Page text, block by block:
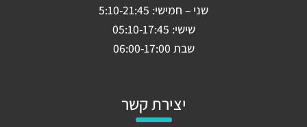
שני – חמישי: 5:10-21:45
שישי: 05:10-17:45
שבת 06:00-17:00
יצירת קשר